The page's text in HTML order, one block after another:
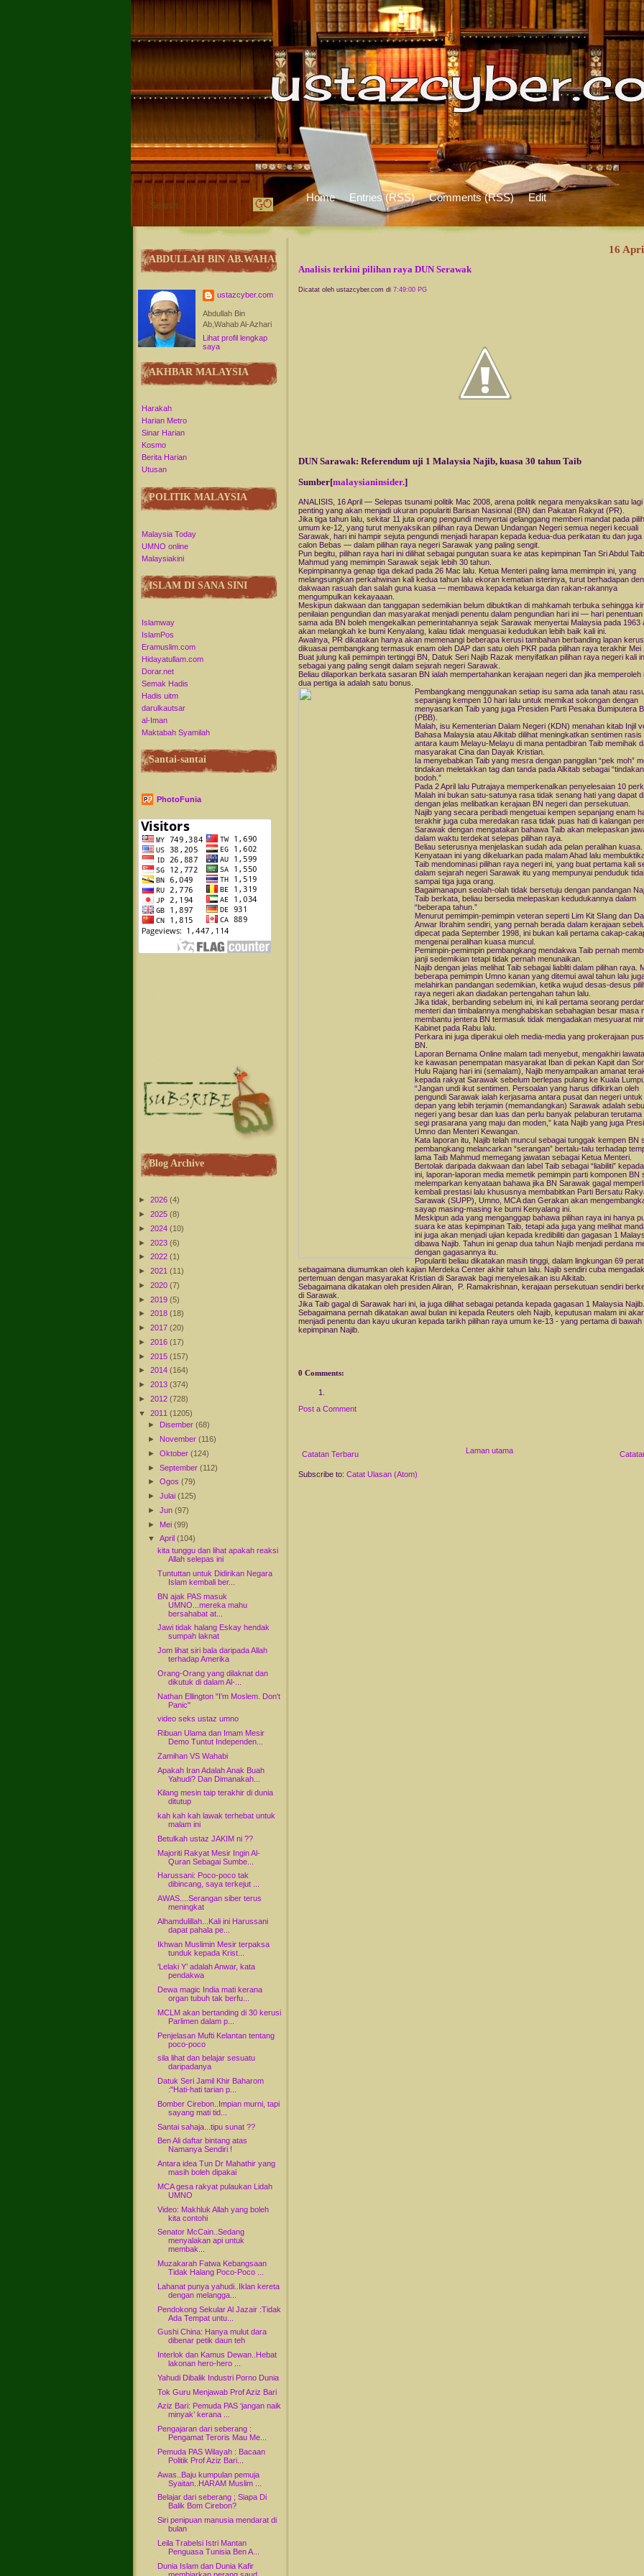
Home Entries (RSS) Comments (RSS) Edit
ABDULLAH BIN AB.WAHAB
ustazcyber.com
Abdullah Bin
Ab,Wahab Al-Azhari
Lihat profil lengkap
saya
AKHBAR MALAYSIA
Harakah
Harian Metro
Sinar Harian
Kosmo
Berita Harian
Utusan
POLITIK MALAYSIA
Malaysia Today
UMNO online
Malaysiakini
ISLAM DI SANA SINI
Islamway
IslamPos
Eramuslim.com
Hidayatullam.com
Dorar.net
Semak Hadis
Hadis uitm
darulkautsar
al-Iman
Maktabah Syamilah
Santai-santai
PhotoFunia
Blog Archive
► 2026 (4)
► 2025 (8)
► 2024 (10)
► 2023 (6)
► 2022 (1)
► 2021 (11)
► 2020 (7)
► 2019 (5)
► 2018 (18)
► 2017 (20)
► 2016 (17)
► 2015 (157)
► 2014 (164)
► 2013 (374)
► 2012 (728)
▼
2011 (1205)
►
Disember(68)
► November(116)
►Oktober(124)
►September(112)
►Ogos(79)
►Julai(125)
►Jun(97)
► Mei(99)
▼
April(104)
kita tunggu dan lihat apakah reaksi
Allah selepas ini
Tuntuttan untuk Didirikan Negara
Islam kembali ber...
BN ajak PAS masuk
UMNO...mereka mahu
bersahabat at...
Jawi tidak halang Eskay hendak
sumpah laknat
Jom lihat siri bala daripada Allah
terhadap Amerika
Orang-Orang yang dilaknat dan
dikutuk di dalam Al-...
Nathan Ellington "I'm Moslem. Don't
Panic"
video seks ustaz umno
Ribuan Ulama dan Imam Mesir
Demo Tuntut Independen...
Zamihan VS Wahabi
Apakah Iran Adalah Anak Buah
Yahudi? Dan Dimanakah...
Kilang mesin taip terakhir di dunia
ditutup
kah kah kah lawak terhebat untuk
malam ini
Betulkah ustaz JAKIM ni ??
Majoriti Rakyat Mesir Ingin Al-
Quran Sebagai Sumbe...
Harussani: Poco-poco tak
dibincang, saya terkejut ...
AWAS....Serangan siber terus
meningkat
Alhamdulillah...Kali ini Harussani
dapat pahala pe...
Ikhwan Muslimin Mesir terpaksa
tunduk kepada Krist...
‘Lelaki Y’ adalah Anwar, kata
pendakwa
Dewa magic India mati kerana
organ tubuh tak berfu...
MCLM akan bertanding di 30 kerusi
Parlimen dalam p...
Penjelasan Mufti Kelantan tentang
poco-poco
sila lihat dan belajar sesuatu
daripadanya
Datuk Seri Jamil Khir Baharom
:"Hati-hati tarian p...
Bomber Cirebon..Impian murni, tapi
sayang mati tid...
Santai sahaja...tipu sunat ??
Ben Ali daftar bintang atas
Namanya Sendiri !
Antara idea Tun Dr Mahathir yang
masih boleh dipakai
MCA gesa rakyat pulaukan Lidah
UMNO
Video: Makhluk Allah yang boleh
kita contohi
Senator McCain..Sedang
menyalakan api untuk
membak...
Muzakarah Fatwa Kebangsaan
Tidak Halang Poco-Poco ...
Lahanat punya yahudi..Iklan kereta
dengan melangga...
Pendokong Sekular Al Jazair :Tidak
Ada Tempat untu...
Gushi China: Hanya mulut dara
dibenar petik daun teh
Interlok dan Kamus Dewan..Hebat
lakonan hero-hero ...
Yahudi Dibalik Industri Porno Dunia
Tok Guru Menjawab Prof Aziz Bari
Aziz Bari: Pemuda PAS ‘jangan naik
minyak’ kerana ...
Pengajaran dari seberang :
Pengamat Teroris Mau Me...
Pemuda PAS Wilayah : Bacaan
Politik Prof Aziz Bari...
Awas..Baju kumpulan pemuja
Syaitan..HARAM Muslim ...
Belajar dari seberang ; Siapa Di
Balik Bom Cirebon?
Siri penipuan manusia mendarat di
bulan
Leila Trabelsi Istri Mantan
Penguasa Tunisia Ben A...
Dunia Islam dan Dunia Kafir
membiarkan perang saud...
16
Analisis terkini pilihan raya DUN Serawak
Dicatat oleh ustazcyber.com di 7:49:00 PG
DUN Sarawak: Referendum uji 1 Malaysia Najib, kuasa 30 tahun Taib
Sumber[malaysianinsider.]
ANALISIS, 16 April — Selepas tsunami politik Mac 2008, arena politik negara menyaksikan satu lagi
penting yang akan menjadi ukuran populariti Barisan Nasional (BN) dan Pakatan Rakyat (PR).
Jika tiga tahun lalu, sekitar 11 juta orang pengundi menyertai gelanggang memberi mandat pada
umum ke-12, yang turut menyaksikan pilihan raya Dewan Undangan Negeri semua negeri kecuali
Sarawak, hari ini hampir sejuta pengundi menjadi harapan kepada kedua-dua perikatan itu dan juga
calon Bebas — dalam pilihan raya negeri Sarawak yang paling sengit.
Pun begitu, pilihan raya hari ini dilihat sebagai pungutan suara ke atas kepimpinan Tan Sri Abdul Taib
Mahmud yang memimpin Sarawak sejak lebih 30 tahun.
Kepimpinannya genap tiga dekad pada 26 Mac lalu. Ketua Menteri paling lama memimpin ini, yang
melangsungkan perkahwinan kali kedua tahun lalu ekoran kematian isterinya, turut berhadapan
dakwaan rasuah dan salah guna kuasa — membawa kepada keluarga dan rakan-rakannya
mengumpulkan kekayaaan.
Meskipun dakwaan dan tanggapan sedemikian belum dibuktikan di mahkamah terbuka sehingga
penilaian pengundian dan masyarakat menjadi penentu dalam pengundian hari ini — hari
sama ada BN boleh mengekalkan pemerintahannya sejak Sarawak menyertai Malaysia pada 1963
akan melangkah ke bumi Kenyalang, kalau tidak menguasai kedudukan lebih baik kali ini.
Awalnya, PR dikatakan hanya akan memenangi beberapa kerusi tambahan berbanding lapan
dikuasai pembangkang termasuk enam oleh DAP dan satu oleh PKR pada pilihan raya terakhir Mei
Buat julung kali pemimpin tertinggi BN, Datuk Seri Najib Razak menyifatkan pilihan raya negeri kali
sebagai yang paling sengit dalam sejarah negeri Sarawak.
Beliau dilaporkan berkata sasaran BN ialah mempertahankan kerajaan negeri dan jika memperoleh
dua pertiga ia adalah satu bonus.
Pembangkang menggunakan setiap isu sama ada tanah atau
sepanjang kempen 10 hari lalu untuk memikat sokongan dengan
menyasarkan Taib yang juga Presiden Parti Pesaka Bumiputera
(PBB).
Malah, isu Kementerian Dalam Negeri (KDN) menahan kitab Injil
Bahasa Malaysia atau Alkitab dilihat meningkatkan sentimen rasis
antara kaum Melayu-Melayu di mana pentadbiran Taib memihak
masyarakat Cina dan Dayak Kristian.
Ia menyebabkan Taib yang mesra dengan panggilan “pek moh”
tindakan meletakkan tag dan tanda pada Alkitab sebagai “tindakan
bodoh.”
Pada 2 April lalu Putrajaya memperkenalkan penyelesaian 10
Malah ini bukan satu-satunya rasa tidak senang hati yang dapat
dengan jelas melibatkan kerajaan BN negeri dan persekutuan.
Najib yang secara peribadi mengetuai kempen sepanjang enam
terakhir juga cuba meredakan rasa tidak puas hati di kalangan
Sarawak dengan mengatakan bahawa Taib akan melepaskan
dalam waktu terdekat selepas pilihan raya.
Beliau seterusnya menjelaskan sudah ada pelan peralihan kuasa.
Kenyataan ini yang dikeluarkan pada malam Ahad lalu
Taib mendominasi pilihan raya negeri ini, yang buat pertama kali
dalam sejarah negeri Sarawak itu yang mempunyai penduduk
sampai tiga juga orang.
Bagaimanapun seolah-olah tidak bersetuju dengan pandangan
Taib berkata, beliau bersedia melepaskan kedudukannya dalam
“beberapa tahun.”
Menurut pemimpin-pemimpin veteran seperti Lim Kit SIang dan
Anwar Ibrahim sendiri, yang pernah berada dalam kerajaan
dipecat pada September 1998, ini bukan kali pertama cakap-
mengenai peralihan kuasa muncul.
Pemimpin-pemimpin pembangkang mendakwa Taib pernah
janji sedemikian tetapi tidak pernah menunaikan.
Najib dengan jelas melihat Taib sebagai liabliti dalam pilihan raya.
beberapa pemimpin Umno kanan yang ditemui awal tahun lalu
melahirkan pandangan sedemikian, ketika wujud desas-desus
raya negeri akan diadakan pertengahan tahun lalu.
Jika tidak, berbanding sebelum ini, ini kali pertama seorang
menteri dan timbalannya menghabiskan sebahagian besar masa
membantu jentera BN termasuk tidak mengadakan mesyuarat
Kabinet pada Rabu lalu.
Perkara ini juga diperakui oleh media-media yang prokerajaan
BN.
Laporan Bernama Online malam tadi menyebut, mengakhiri
ke kawasan penempatan masyarakat Iban di pekan Kapit dan
Hulu Rajang hari ini (semalam), Najib menyampaikan amanat
kepada rakyat Sarawak sebelum berlepas pulang ke Kuala
“Jangan undi ikut sentimen. Persoalan yang harus difikirkan oleh
pengundi Sarawak ialah kerjasama antara pusat dan negeri
depan yang lebih terjamin (memandangkan) Sarawak adalah
negeri yang besar dan luas dan perlu banyak pelaburan terutama
segi prasarana yang maju dan moden,” kata Najib yang juga
Umno dan Menteri Kewangan.
Kata laporan itu, Najib telah muncul sebagai tunggak kempen BN
pembangkang melancarkan “serangan” bertalu-talu terhadap
lama Taib Mahmud memegang jawatan sebagai Ketua Menteri.
Bertolak daripada dakwaan dan label Taib sebagai “liabiliti”
ini, laporan-laporan media memetik pemimpin parti komponen BN
melemparkan kenyataan bahawa jika BN Sarawak gagal
kembali prestasi lalu khususnya membabitkan Parti Bersatu
Sarawak (SUPP), Umno, MCA dan Gerakan akan
sayap masing-masing ke bumi Kenyalang ini.
Meskipun ada yang menganggap bahawa pilihan raya ini hanya
suara ke atas kepimpinan Taib, tetapi ada juga yang melihat
ini juga akan menjadi ujian kepada kredibiliti dan gagasan 1
dibawa Najib. Tahun ini genap dua tahun Najib menjadi perdana
dengan gagasannya itu.
Populariti beliau dikatakan masih tinggi, dalam lingkungan 69
sebagaimana diumumkan oleh kajian Merdeka Center akhir tahun lalu. Najib sendiri cuba
pertemuan dengan masyarakat Kristian di Sarawak bagi menyelesaikan isu Alkitab.
Sebagaimana dikatakan oleh presiden Aliran, P. Ramakrishnan, kerajaan persekutuan sendiri
di Sarawak.
Jika Taib gagal di Sarawak hari ini, ia juga dilihat sebagai petanda kepada gagasan 1 Malaysia Najib.
Sebagaimana pernah dikatakan awal bulan ini kepada Reuters oleh Najib, keputusan malam ini
menjadi penentu dan kayu ukuran kepada tarikh pilihan raya umum ke-13 - yang pertama di bawah
kepimpinan Najib.
0 Comments:
Post a Comment
Catatan Terbaru Laman utama
Subscribe to: Catat Ulasan (Atom)